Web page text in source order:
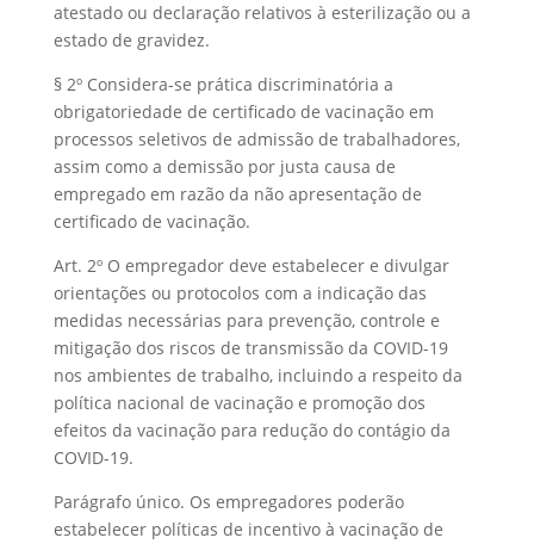
atestado ou declaração relativos à esterilização ou a
estado de gravidez.
§ 2º Considera-se prática discriminatória a
obrigatoriedade de certificado de vacinação em
processos seletivos de admissão de trabalhadores,
assim como a demissão por justa causa de
empregado em razão da não apresentação de
certificado de vacinação.
Art. 2º O empregador deve estabelecer e divulgar
orientações ou protocolos com a indicação das
medidas necessárias para prevenção, controle e
mitigação dos riscos de transmissão da COVID-19
nos ambientes de trabalho, incluindo a respeito da
política nacional de vacinação e promoção dos
efeitos da vacinação para redução do contágio da
COVID-19.
Parágrafo único. Os empregadores poderão
estabelecer políticas de incentivo à vacinação de